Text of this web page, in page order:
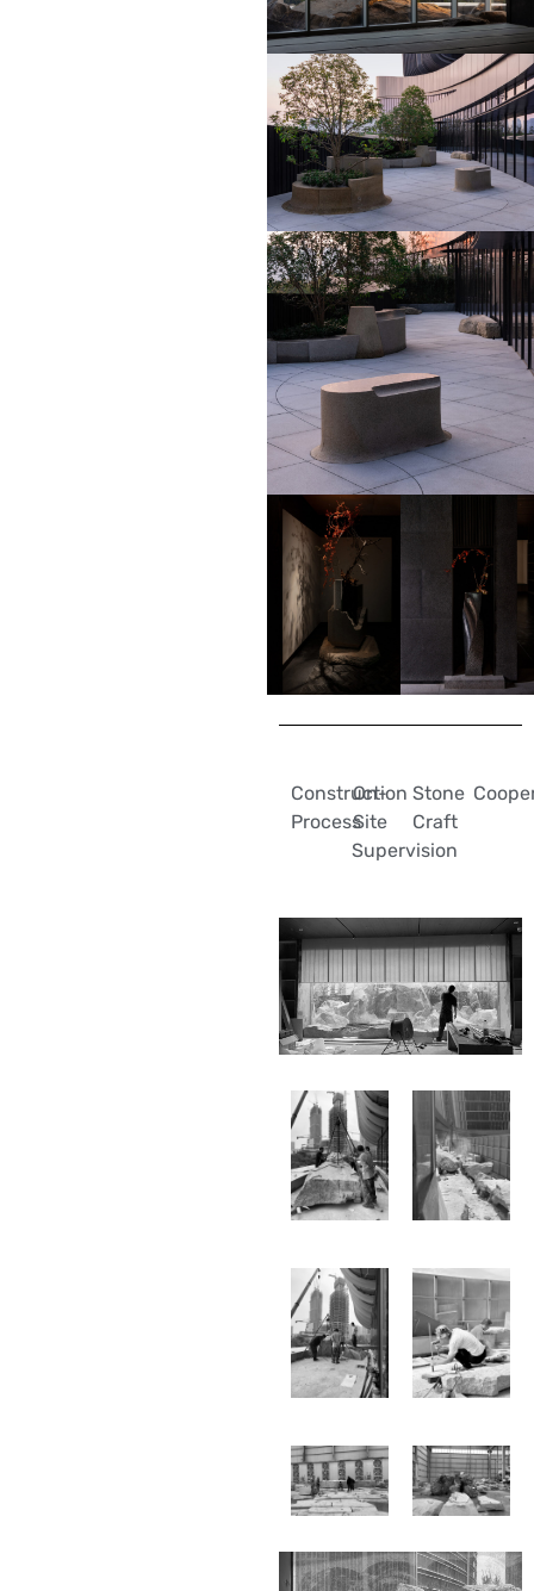
Construction
Process
On-
Site
Supervision
Stone
Craft